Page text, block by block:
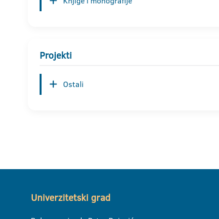
Projekti
Ostali
Univerzitetski grad